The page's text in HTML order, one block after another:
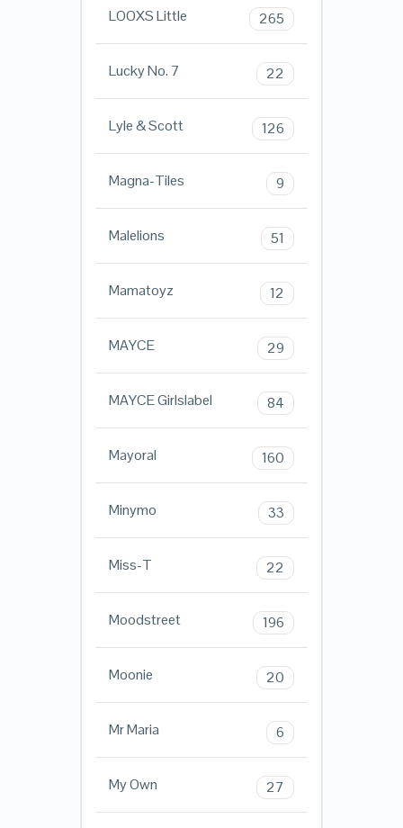
LOOXS Little 265
Lucky No. 7 22
Lyle & Scott 126
Magna-Tiles 9
Malelions 51
Mamatoyz 12
MAYCE 29
MAYCE Girlslabel 84
Mayoral 160
Minymo 33
Miss-T 22
Moodstreet 196
Moonie 20
Mr Maria 6
My Own 27